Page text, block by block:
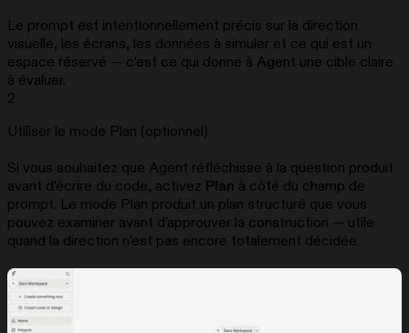
Le prompt est intentionnellement précis sur la direction
visuelle, les écrans, les données à simuler et ce qui est un
espace réservé — c’est ce qui donne à Agent une cible claire
à évaluer.
2
Utiliser le mode Plan (optionnel)
Si vous souhaitez que Agent réfléchisse à la question produit
avant d’écrire du code, activez Plan à côté du champ de
prompt. Le mode Plan produit un plan structuré que vous
pouvez examiner avant d’approuver la construction — utile
quand la direction n’est pas encore totalement décidée.